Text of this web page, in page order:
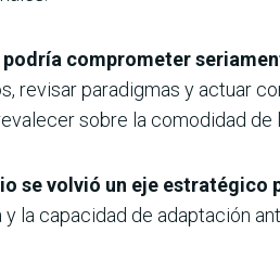
comprometer
revisar paradigmas y actuar
sobre la comodidad de
se volvió un eje estratégico
la capacidad de adaptación